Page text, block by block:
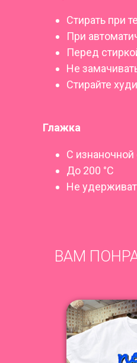
Стирать при
При
Перед
Не
Стирайте
Глажка
С
До 200 °C
Не
ВАМ